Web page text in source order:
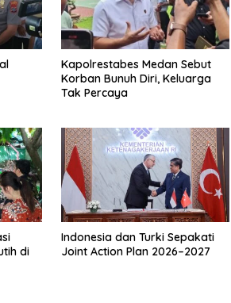
Kapolrestabes Medan Sebut
Korban Bunuh Diri, Keluarga
Tak Percaya
di
Indonesia dan Turki Sepakati
Joint Action Plan 2026–2027